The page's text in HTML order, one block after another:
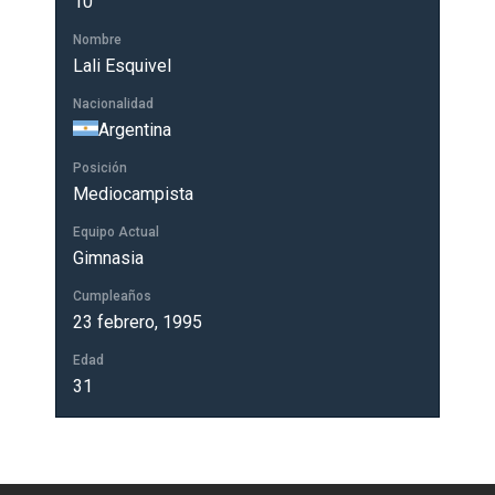
Nombre
Lali Esquivel
Nacionalidad
Argentina
Posición
Mediocampista
Equipo Actual
Gimnasia
Cumpleaños
23 febrero, 1995
Edad
31